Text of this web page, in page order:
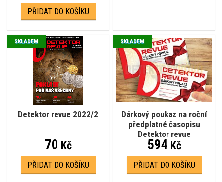
PŘIDAT DO KOŠÍKU
Detektor revue 2022/2
SKLADEM
70 Kč
PŘIDAT DO KOŠÍKU
Dárkový poukaz na roční
předplatné časopisu
Detektor revue
SKLADEM
594 Kč
PŘIDAT DO KOŠÍKU